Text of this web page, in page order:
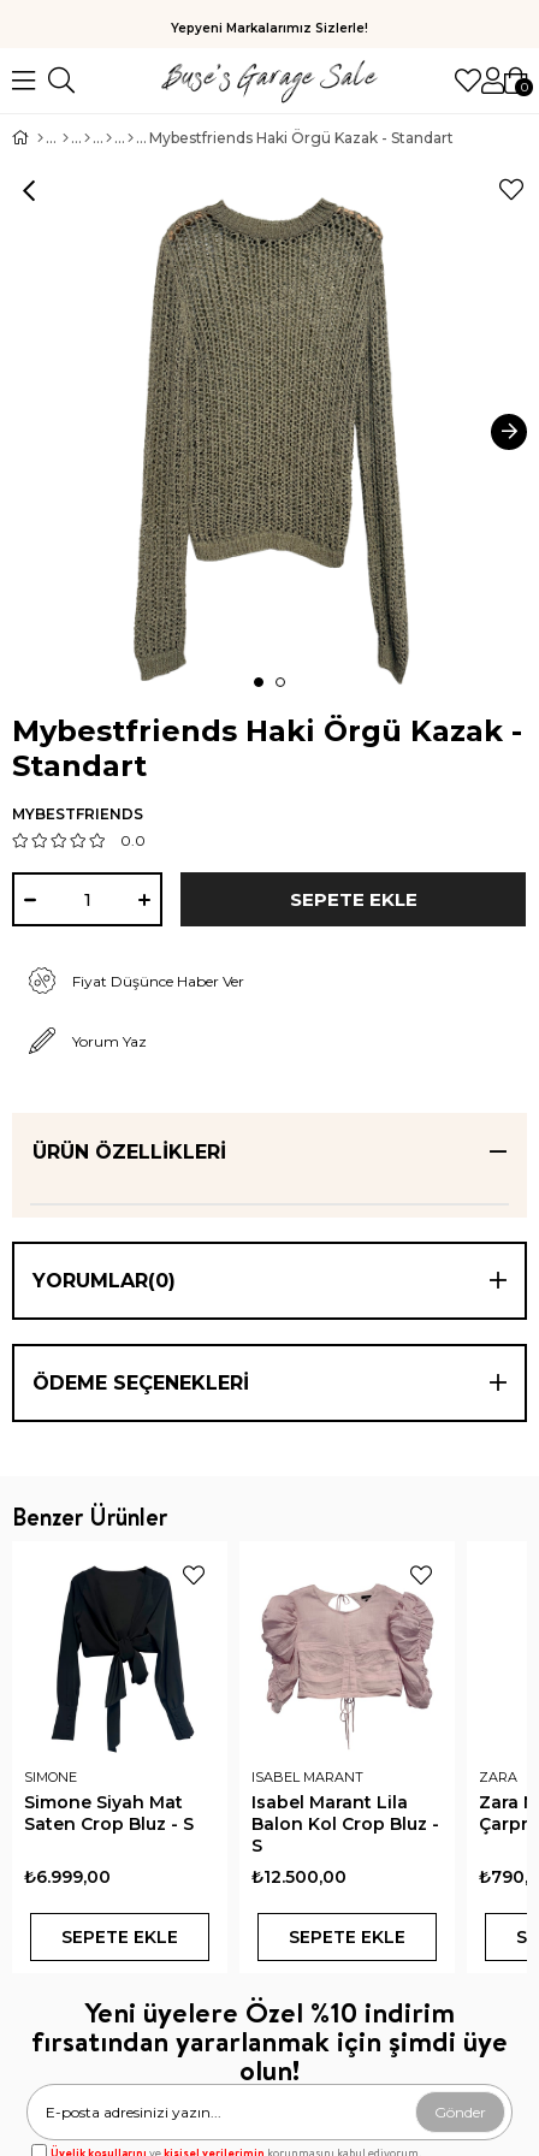
Yepyeni Markalarımız Sizlerle!
0
Mybestfriends Haki Örgü Kazak - Standart
Mybestfriends Haki Örgü Kazak -
Standart
MYBESTFRIENDS
0.0
Fiyat Düşünce Haber Ver
Yorum Yaz
ÜRÜN ÖZELLIKLERI
YORUMLAR(0)
ÖDEME SEÇENEKLERI
Benzer Ürünler
SIMONE
Simone Siyah Mat
Saten Crop Bluz - S
₺6.999,00
SEPETE EKLE
ISABEL MARANT
Isabel Marant Lila
Balon Kol Crop Bluz -
S
₺12.500,00
SEPETE EKLE
ZARA
Zara
Yeni üyelere Özel %10 indirim
fırsatından yararlanmak için şimdi üye
olun!
Gönder
Üyelik koşullarını vekişisel verilerimin korunmasını kabul ediyorum.